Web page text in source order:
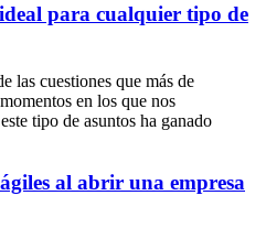
para cualquier tipo de
las cuestiones que más de
en los que nos
tipo de asuntos ha ganado
al abrir una empresa